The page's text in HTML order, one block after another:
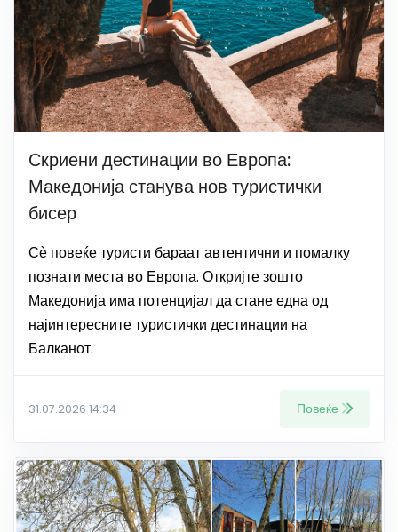
Скриени дестинации во Европа:
Македонија станува нов туристички
бисер
Сѐ повеќе туристи бараат автентични и помалку
познати места во Европа. Откријте зошто
Македонија има потенцијал да стане една од
најинтересните туристички дестинации на
Балканот.
31.07.2026 14:34 Повеќе